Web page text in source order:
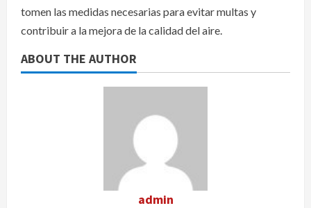
tomen las medidas necesarias para evitar multas y
contribuir a la mejora de la calidad del aire.
ABOUT THE AUTHOR
admin